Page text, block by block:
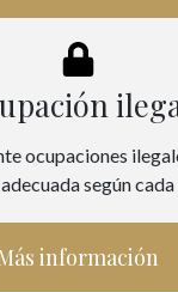
ocupaciones
según cada
información